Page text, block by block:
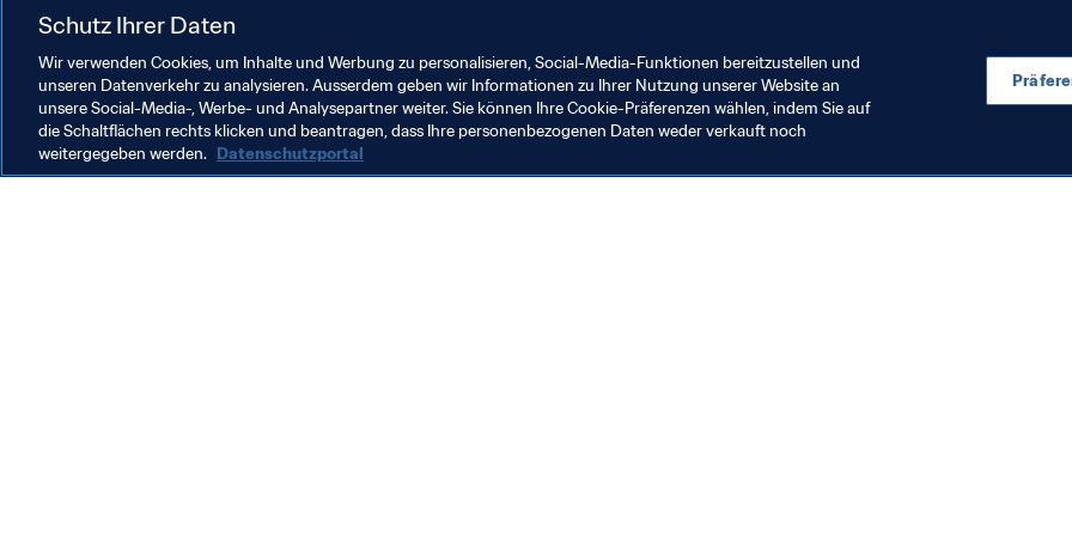
Schutz Ihrer Daten
Wir verwenden Cookies, um Inhalte und Werbung zu personalisieren, Social-Media-Funktionen bereitzustellen und
unseren Datenverkehr zu analysieren. Ausserdem geben wir Informationen zu Ihrer Nutzung unserer Website an
unsere Social-Media-, Werbe- und Analysepartner weiter. Sie können Ihre Cookie-Präferenzen wählen, indem Sie auf
die Schaltflächen rechts klicken und beantragen, dass Ihre personenbezogenen Daten weder verkauft noch
weitergegeben werden. Datenschutzportal